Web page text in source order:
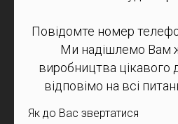
покупки
Залиште заявку
Повідомте номер
Ми надішлемо Вам
виробництва цікавого
відповімо на всі
Як до Вас звертатися